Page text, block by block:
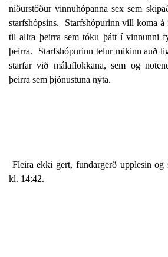
niðurstöður vinnuhópanna sex sem
starfshópsins.
Starfshópurinn vill koma
til allra þeirra sem tóku þátt í vinnunni
þeirra.
Starfshópurinn telur mikinn auð
starfar við málaflokkana, sem og
þeirra sem þjónustuna nýta.
Fleira ekki gert, fundargerð upplesin og
kl. 14:42.